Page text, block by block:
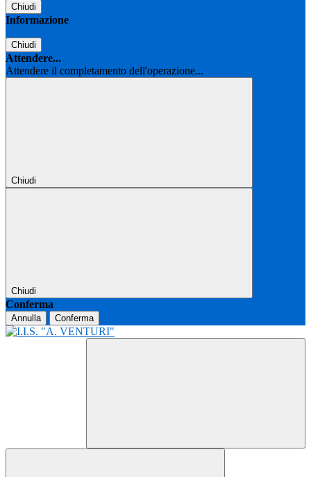
Chiudi
Informazione
Chiudi
Attendere...
Attendere il completamento dell'operazione...
Chiudi
Chiudi
Conferma
Annulla Conferma